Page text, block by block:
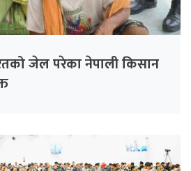
जेल परेका नेपाली किसान